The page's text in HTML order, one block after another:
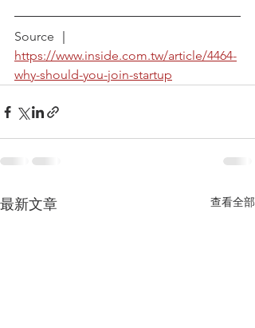
Source ｜
https://www.inside.com.tw/article/4464-
why-should-you-join-startup
最新文章 查看全部